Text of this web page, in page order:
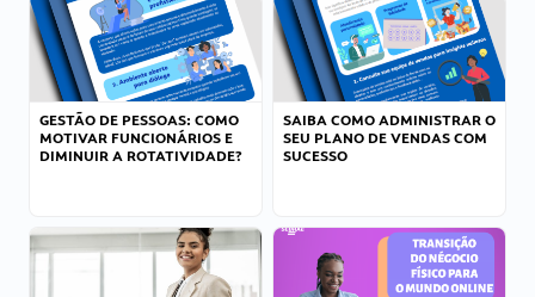
GESTÃO DE PESSOAS: COMO
MOTIVAR FUNCIONÁRIOS E
DIMINUIR A ROTATIVIDADE?
SAIBA COMO ADMINISTRAR O
SEU PLANO DE VENDAS COM
SUCESSO